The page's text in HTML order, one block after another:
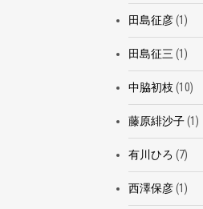
田島征彦(1)
田島征三 (1)
中脇初枝 (10)
藤原緋沙子(1)
有川ひろ (7)
西澤保彦(1)